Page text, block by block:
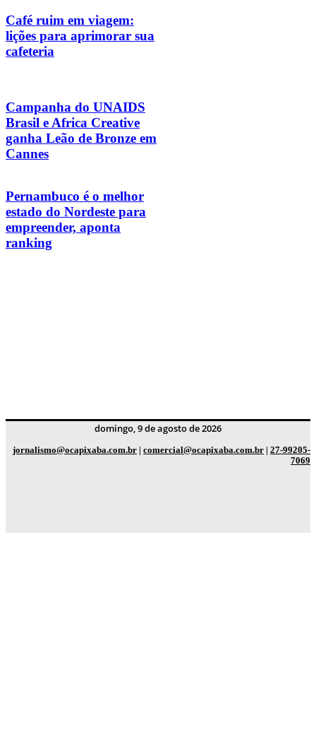
Café ruim em viagem:
lições para aprimorar sua
cafeteria
Campanha do UNAIDS
Brasil e Africa Creative
ganha Leão de Bronze em
Cannes
Pernambuco é o melhor
estado do Nordeste para
empreender, aponta
ranking
domingo, 9 de agosto de 2026
jornalismo@ocapixaba.com.br | comercial@ocapixaba.com.br | 27-99205-
7069